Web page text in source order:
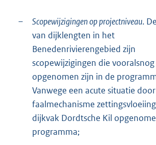
– Scopewijzigingen op projectniveau.
van dijklengten in het
Benedenrivierengebied zijn
scopewijzigingen die vooralsnog
opgenomen zijn in de
Vanwege een acute situatie
faalmechanisme
dijkvak Dordtsche Kil
programma;